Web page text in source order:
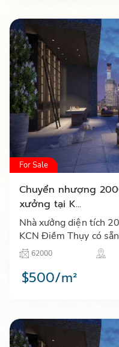
For Sale
Chuyển nhượng
xưởng tại K...
Nhà xưởng diện tích
KCN Điềm Thụy có
căng tin, nhà bảo vệ,
phân khúc cao cấp…
62000
$500/m²